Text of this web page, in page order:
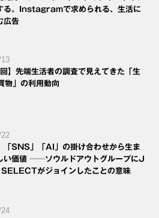
る。Instagramで求められる、生活に
広告
】先端生活者の調査で見えてきた「生
」の利用動向
「SNS」「AI」の掛け合わせから生ま
い価値 ──ソウルドアウトグループにJ
がジョインしたことの意味